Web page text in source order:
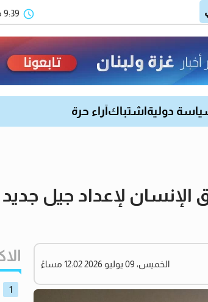
9:39 مساءً
دولية اشتباك آراء حرة
لإعداد جيل جديد
الخميس، 09 يوليو 2026 12:02 مساءً